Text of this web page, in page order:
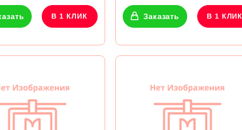
В 1 КЛИК Заказать В 1 КЛИК